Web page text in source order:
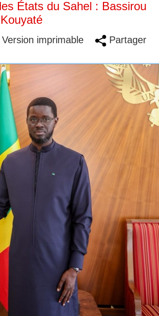
États du Sahel : Bassirou
Version imprimable Partager